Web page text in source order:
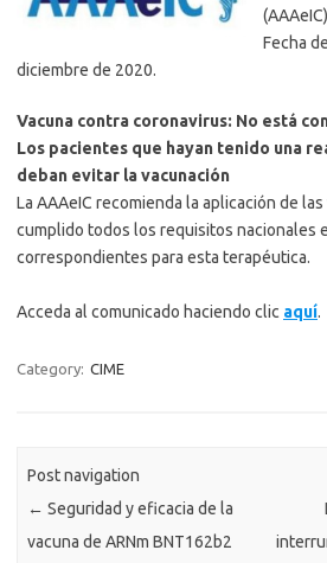
Fecha
diciembre de 2020.
Vacuna contra coronavirus: No está
Los pacientes que hayan tenido una
deban evitar la vacunación
La AAAeIC recomienda la aplicación de
cumplido todos los requisitos nacionales
correspondientes para esta terapéutica.
Acceda al comunicado haciendo clic aquí.
Category: CIME
Post navigation
← Seguridad y eficacia de la
vacuna de ARNm BNT162b2